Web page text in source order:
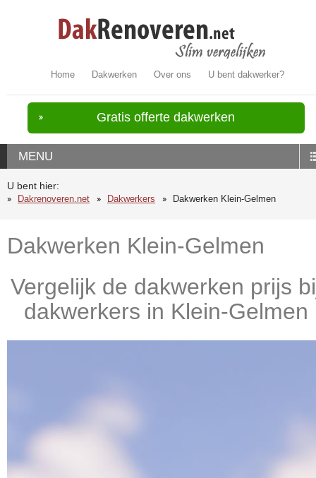
Home Dakwerken Over ons U bent dakwerker?
Gratis offerte dakwerken
MENU
U bent hier:
Dakrenoveren.net
Dakwerkers Dakwerken Klein-Gelmen
Dakwerken Klein-Gelmen
Vergelijk de dakwerken prijs
dakwerkers in Klein-Gelmen